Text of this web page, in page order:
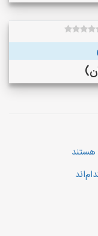
هستند